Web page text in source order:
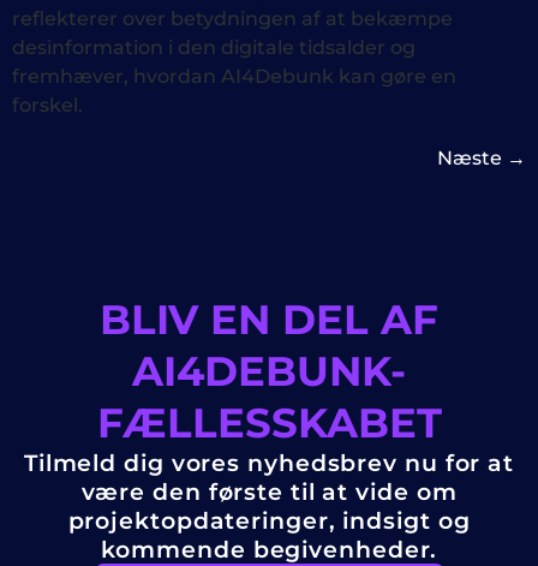
reflekterer over betydningen af at bekæmpe
desinformation i den digitale tidsalder og
fremhæver, hvordan AI4Debunk kan gøre en
forskel.
Næste →
BLIV EN DEL AF
AI4DEBUNK-
FÆLLESSKABET
Tilmeld dig vores nyhedsbrev nu for at
være den første til at vide om
projektopdateringer, indsigt og
kommende begivenheder.